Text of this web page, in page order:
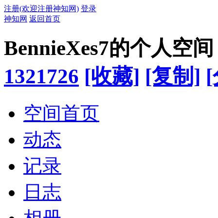
注册(欢迎注册神知网) 登录
神知网 返回首页
BennieXes7的个人空间
1321726 [收藏] [复制] [
空间首页
动态
记录
日志